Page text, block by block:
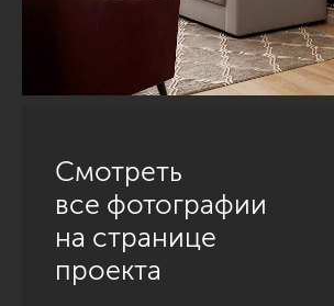
Смотреть
все фотографии
на странице
проекта